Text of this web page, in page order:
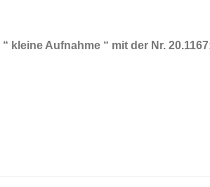
“ kleine Aufnahme “ mit der Nr.